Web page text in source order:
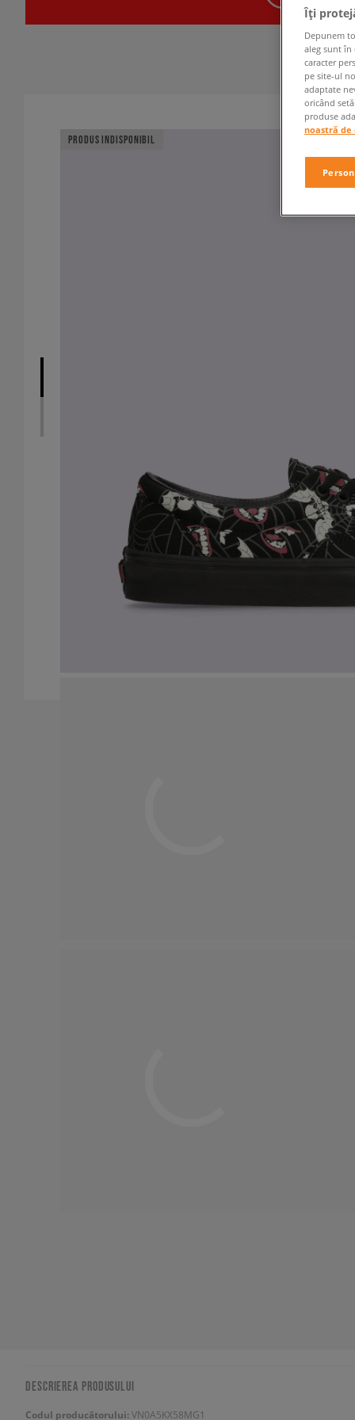
PRODUS INDISPONIBIL
DESCRIEREA PRODUSULUI
Codul producătorului:VN0A5KX58MG1
Îți
Depunem
aleg sunt în
caracter
pe site-ul
adaptate
oricând
produse
noastră